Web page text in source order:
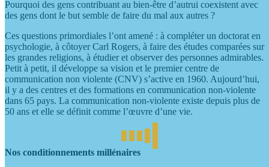
Pourquoi des gens contribuant au bien-être d’autrui coexistent avec
des gens dont le but semble de faire du mal aux autres ?
Ces questions primordiales l’ont amené : à compléter un doctorat en
psychologie, à côtoyer Carl Rogers, à faire des études comparées sur
les grandes religions, à étudier et observer des personnes admirables.
Petit à petit, il développe sa vision et le premier centre de
communication non violente (CNV) s’active en 1960. Aujourd’hui,
il y a des centres et des formations en communication non-violente
dans 65 pays. La communication non-violente existe depuis plus de
50 ans et elle se définit comme l’œuvre d’une vie.
Nos conditionnements millénaires